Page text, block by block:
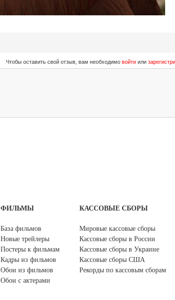
Чтобы оставить свой отзыв, вам необходимо войтиили
ФИЛЬМЫ
База фильмов
Новые трейлеры
Постеры к фильмам
Кадры из фильмов
Обои из фильмов
Обои с актерами
КАССОВЫЕ СБОРЫ
Мировые кассовые сборы
Кассовые сборы в России
Кассовые сборы в Украине
Кассовые сборы США
Рекорды по кассовым сборам